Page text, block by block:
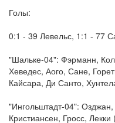
Голы:
0:1 - 39 Левельс, 1:1 - 77
"Шальке-04": Фэрманн,
Хеведес, Аого, Сане,
Кайсара, Ди Санто,
"Ингольштадт-04":
Кристиансен, Гросс,